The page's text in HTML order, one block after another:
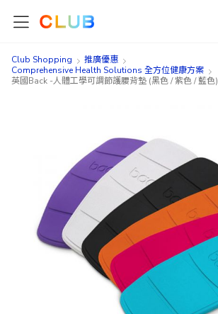
Club Shopping
推廣優惠
Comprehensive Health Solutions 全方位健康方案
英國Back -人體工學可調節護腰背墊 (黑色 / 紫色 / 藍色)